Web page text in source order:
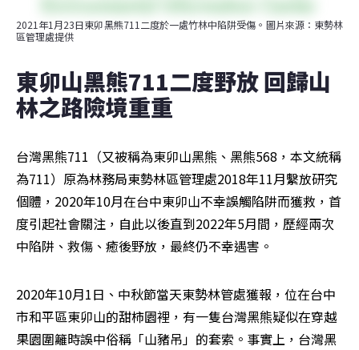
2021年1月23日東卯黑熊711二度於一處竹林中陷阱受傷。圖片來源：東勢林
區管理處提供
東卯山黑熊711二度野放 回歸山
林之路險境重重
台灣黑熊711（又被稱為東卯山黑熊、黑熊568，本文統稱
為711）原為林務局東勢林區管理處2018年11月繫放研究
個體，2020年10月在台中東卯山不幸誤觸陷阱而獲救，首
度引起社會關注，自此以後直到2022年5月間，歷經兩次
中陷阱、救傷、癒後野放，最終仍不幸遇害。
2020年10月1日、中秋節當天東勢林管處獲報，位在台中
市和平區東卯山的甜柿園裡，有一隻台灣黑熊疑似在穿越
果園圍籬時誤中俗稱「山豬吊」的套索。事實上，台灣黑